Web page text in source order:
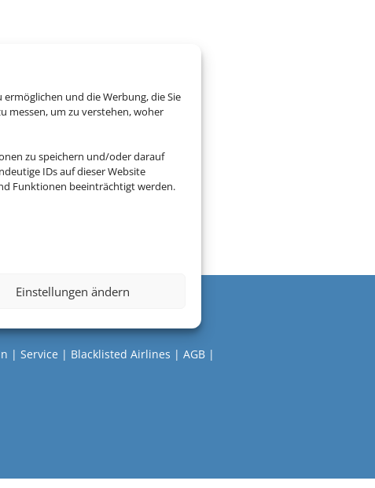
und die Werbung, die Sie
messen, um zu verstehen, woher
zu speichern und/oder darauf
IDs auf dieser Website
Funktionen beeinträchtigt werden.
Einstellungen ändern
Daten verarbeitet.
| Service | Blacklisted Airlines | AGB|